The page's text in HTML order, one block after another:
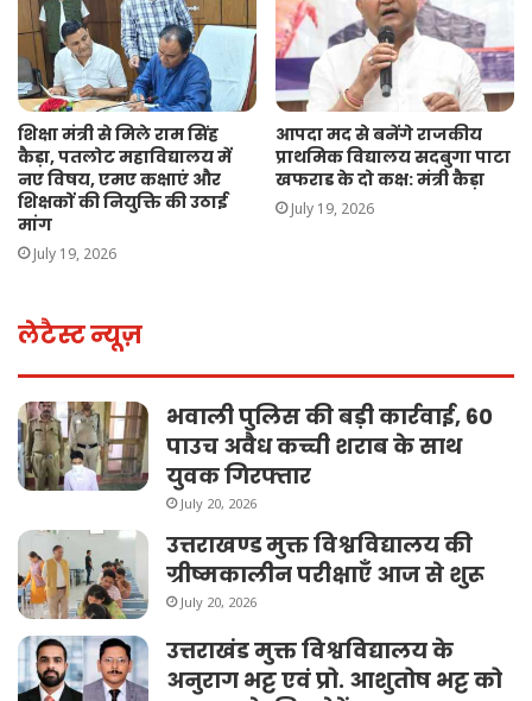
शिक्षा मंत्री से मिले राम सिंह
कैड़ा, पतलोट महाविद्यालय में
नए विषय, एमए कक्षाएं और
शिक्षकों की नियुक्ति की उठाई
मांग
July 19, 2026
आपदा मद से बनेंगे राजकीय
प्राथमिक विद्यालय सदबुगा पाटा
खफराड के दो कक्ष: मंत्री कैड़ा
July 19, 2026
लेटैस्ट न्यूज़
भवाली पुलिस की बड़ी कार्रवाई, 60
पाउच अवैध कच्ची शराब के साथ
युवक गिरफ्तार
July 20, 2026
उत्तराखण्ड मुक्त विश्वविद्यालय की
ग्रीष्मकालीन परीक्षाएँ आज से शुरू
July 20, 2026
उत्तराखंड मुक्त विश्वविद्यालय के
अनुराग भट्ट एवं प्रो. आशुतोष भट्ट को